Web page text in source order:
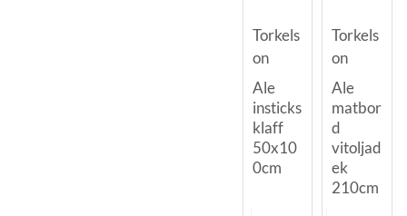
Torkels
on
Ale
insticks
klaff
50x10
0cm
Torkels
on
Ale
matbor
d
vitoljad
ek
210cm